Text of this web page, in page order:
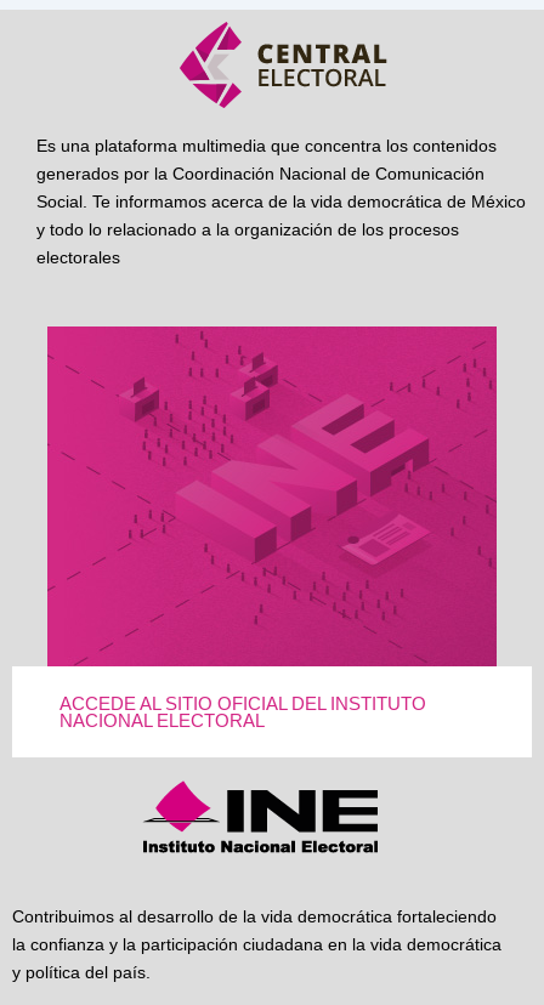
Es una plataforma multimedia que concentra los contenidos
generados por la Coordinación Nacional de Comunicación
Social. Te informamos acerca de la vida democrática de México
y todo lo relacionado a la organización de los procesos
electorales
ACCEDE AL SITIO OFICIAL DEL INSTITUTO
NACIONAL ELECTORAL
Contribuimos al desarrollo de la vida democrática fortaleciendo
la confianza y la participación ciudadana en la vida democrática
y política del país.